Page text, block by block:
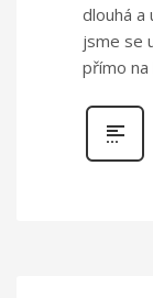
dlouhá a
jsme se
přímo na